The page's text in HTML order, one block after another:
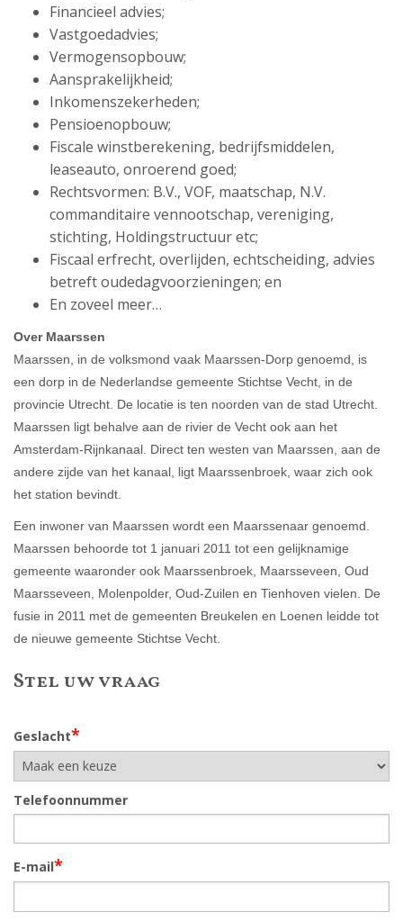
Financieel advies;
Vastgoedadvies;
Vermogensopbouw;
Aansprakelijkheid;
Inkomenszekerheden;
Pensioenopbouw;
Fiscale winstberekening, bedrijfsmiddelen,
leaseauto, onroerend goed;
Rechtsvormen: B.V., VOF, maatschap, N.V.
commanditaire vennootschap, vereniging,
stichting, Holdingstructuur etc;
Fiscaal erfrecht, overlijden, echtscheiding, advies
betreft oudedagvoorzieningen; en
En zoveel meer…
Over Maarssen
Maarssen, in de volksmond vaak Maarssen-Dorp genoemd, is
een dorp in de Nederlandse gemeente Stichtse Vecht, in de
provincie Utrecht. De locatie is ten noorden van de stad Utrecht.
Maarssen ligt behalve aan de rivier de Vecht ook aan het
Amsterdam-Rijnkanaal. Direct ten westen van Maarssen, aan de
andere zijde van het kanaal, ligt Maarssenbroek, waar zich ook
het station bevindt.
Een inwoner van Maarssen wordt een Maarssenaar genoemd.
Maarssen behoorde tot 1 januari 2011 tot een gelijknamige
gemeente waaronder ook Maarssenbroek, Maarsseveen, Oud
Maarsseveen , Molenpolder, Oud-Zuilen en Tienhoven vielen. De
fusie in 2011 met de gemeenten Breukelen en Loenen leidde tot
de nieuwe gemeente Stichtse Vecht.
Stel uw vraag
Geslacht*
Telefoonnummer
E-mail*